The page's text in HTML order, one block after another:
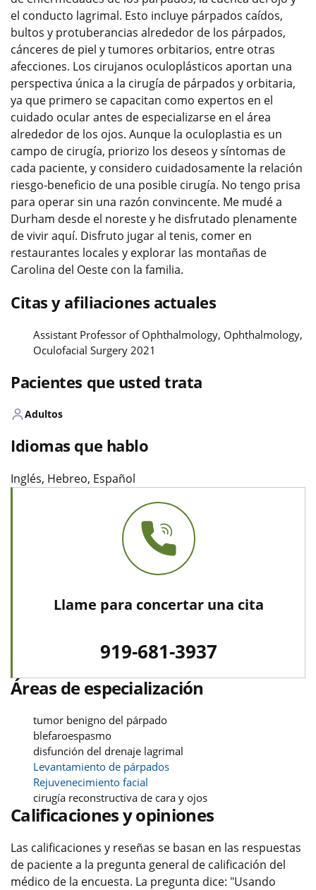
el conducto lagrimal. Esto incluye párpados caídos,
bultos y protuberancias alrededor de los párpados,
cánceres de piel y tumores orbitarios, entre otras
afecciones. Los cirujanos oculoplásticos aportan una
perspectiva única a la cirugía de párpados y orbitaria,
ya que primero se capacitan como expertos en el
cuidado ocular antes de especializarse en el área
alrededor de los ojos. Aunque la oculoplastia es un
campo de cirugía, priorizo los deseos y síntomas de
cada paciente, y considero cuidadosamente la relación
riesgo-beneficio de una posible cirugía. No tengo prisa
para operar sin una razón convincente. Me mudé a
Durham desde el noreste y he disfrutado plenamente
de vivir aquí. Disfruto jugar al tenis, comer en
restaurantes locales y explorar las montañas de
Carolina del Oeste con la familia.
Citas y afiliaciones actuales
Assistant Professor of Ophthalmology, Ophthalmology,
Oculofacial Surgery 2021
Pacientes que usted trata
Adultos
Idiomas que hablo
Inglés, Hebreo, Español
Llame para concertar una cita
919-681-3937
Áreas de especialización
tumor benigno del párpado
blefaroespasmo
disfunción del drenaje lagrimal
Levantamiento de párpados
Rejuvenecimiento facial
cirugía reconstructiva de cara y ojos
Calificaciones y opiniones
Las calificaciones y reseñas se basan en las respuestas
de paciente a la pregunta general de calificación del
médico de la encuesta. La pregunta dice: "Usando